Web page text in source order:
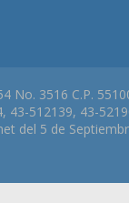
No. 3516 C.P.
43-512139, 43-
del 5 de